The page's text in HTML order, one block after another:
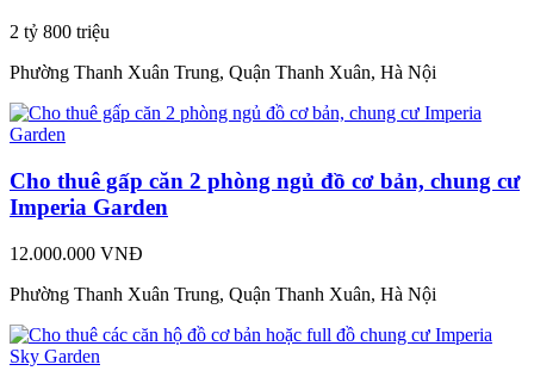
2 tỷ 800 triệu
Phường Thanh Xuân Trung, Quận Thanh Xuân, Hà Nội
Cho thuê gấp căn 2 phòng ngủ đồ cơ bản, chung cư
Imperia Garden
12.000.000 VNĐ
Phường Thanh Xuân Trung, Quận Thanh Xuân, Hà Nội